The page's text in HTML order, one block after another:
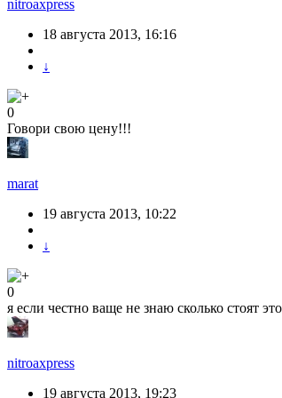
nitroaxpress
18 августа 2013, 16:16
↓
0
Говори свою цену!!!
marat
19 августа 2013, 10:22
↓
0
я если честно ваще не знаю сколько стоят
nitroaxpress
19 августа 2013, 19:23